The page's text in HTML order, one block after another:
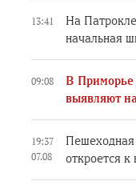
13:41
На
начальная
09:08
В Приморье
выявляют
19:37
07.08
Пешеходная
откроется к